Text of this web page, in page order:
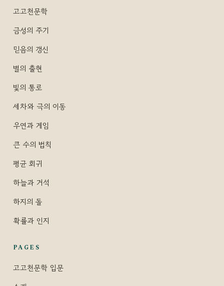
고고천문학
금성의 주기
믿음의 갱신
별의 출현
빛의 통로
세차와 극의 이동
우연과 게임
큰 수의 법칙
평균 회귀
하늘과 거석
하지의 돌
확률과 인지
PAGES
고고천문학 입문